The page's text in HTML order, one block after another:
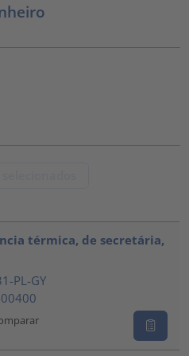
térmica, de secretária,
PL-GY